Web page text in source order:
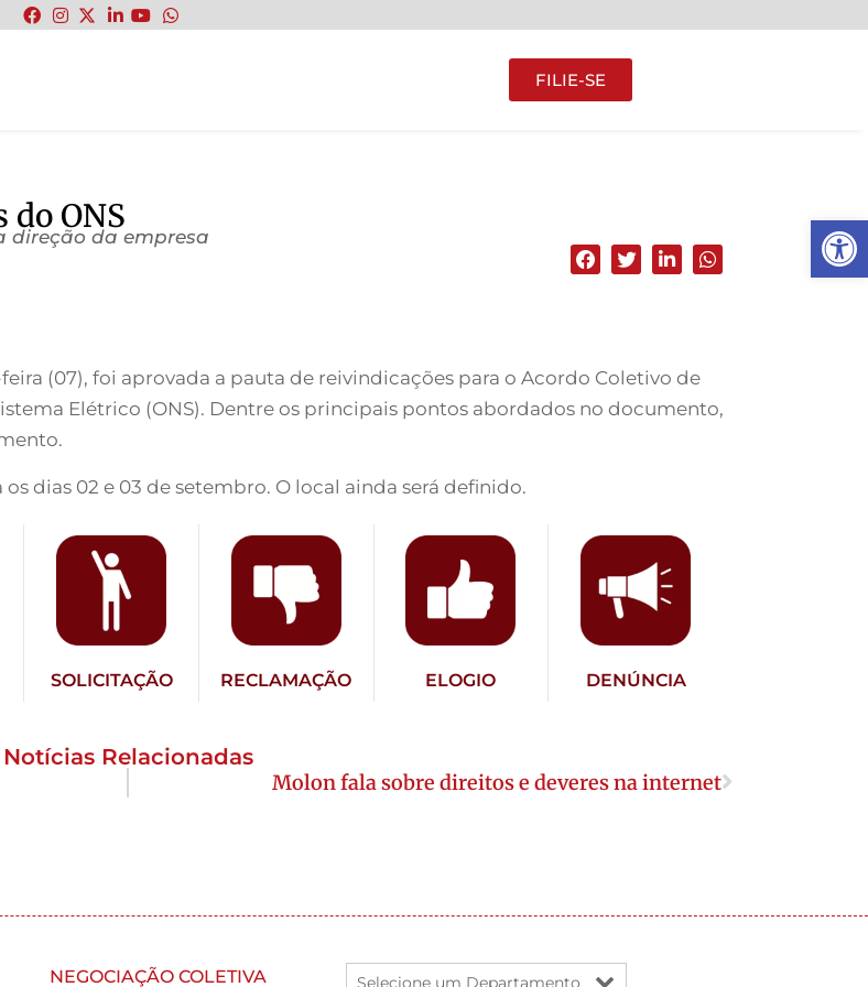
Abrir
FILIE-SE
ONS
direção da empresa
(07), foi aprovada a pauta de reivindicações para o Acordo Coletivo de
Elétrico (ONS). Dentre os principais pontos abordados no documento,
dias 02 e 03 de setembro. O local ainda será definido.
SOLICITAÇÃO RECLAMAÇÃO ELOGIO DENÚNCIA
Notícias Relacionadas
Molon fala sobre direitos e deveres na internet
NEGOCIAÇÃO COLETIVA